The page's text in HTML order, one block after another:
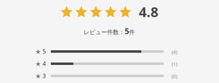
4.8
レビュー件数：5件
★ 5 (4)
★ 4 (1)
★ 3 (0)